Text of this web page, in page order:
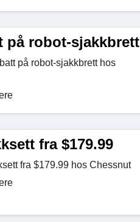
på robot-sjakkbrett
på robot-sjakkbrett hos
fra $179.99
fra $179.99 hos Chessnut